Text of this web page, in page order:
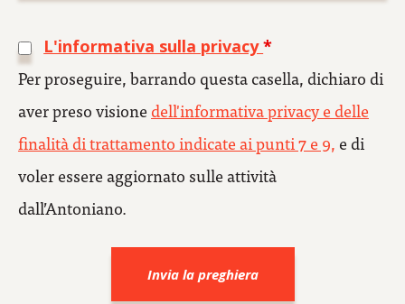
L'informativa sulla privacy*
Per proseguire, barrando questa casella, dichiaro di
aver preso visione dell'informativa privacy e delle
finalità di trattamento indicate ai punti 7 e 9, e di
voler essere aggiornato sulle attività
dall’Antoniano.